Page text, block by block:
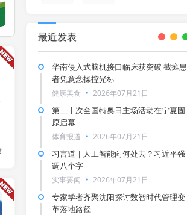
实事要闻
最近发表
华南侵入式脑机接口临床获突破 截瘫患
者凭意念操控光标
健康美食 2026年07月21日
第二十次全国特奥日主场活动在宁夏固
原启幕
体育报道 2026年07月21日
习言道｜人工智能向何处去？习近平强
调八个字
实事要闻 2026年07月21日
专家学者齐聚沈阳探讨数智时代管理变
革落地路径